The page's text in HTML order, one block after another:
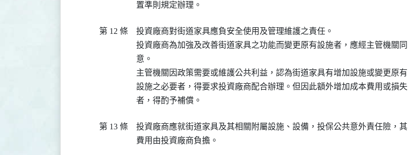
置準則規定辦理。
第 12 條
投資廠商對街道家具應負安全使用及管理維護之責任。
投資廠商為加強及改善街道家具之功能而變更原有設施者，應經主管機關同
意。
主管機關因政策需要或維護公共利益，認為街道家具有增加設施或變更原有
設施之必要者，得要求投資廠商配合辦理。但因此額外增加成本費用或損失
者，得酌予補償。
第 13 條
投資廠商應就街道家具及其相關附屬設施、設備，投保公共意外責任險，其
費用由投資廠商負擔。